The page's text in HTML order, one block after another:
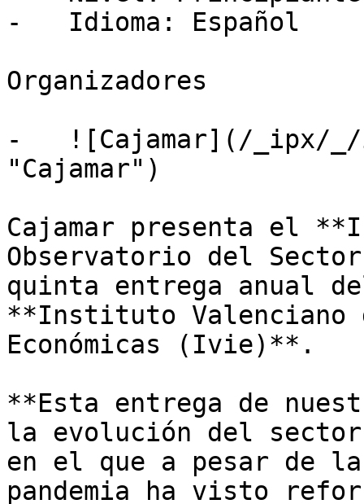
-   Idioma: Español
Organizadores
-   ![Cajamar](/_ipx/_/
"Cajamar")
Cajamar presenta el
Observatorio del
quinta entrega anual
**Instituto Valenciano
Económicas (Ivie)**.
**Esta entrega de
la evolución del
en el que a pesar de
pandemia ha visto